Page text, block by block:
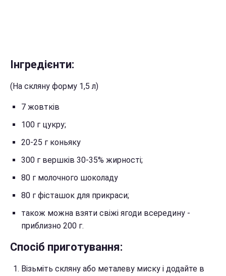
Інгредієнти:
(На скляну форму 1,5 л)
7 жовтків
100 г цукру;
20-25 г коньяку
300 г вершків 30-35% жирності;
80 г молочного шоколаду
80 г фісташок для прикраси;
також можна взяти свіжі ягоди всередину -
приблизно 200 г.
Спосіб приготування:
Візьміть скляну або металеву миску і додайте в